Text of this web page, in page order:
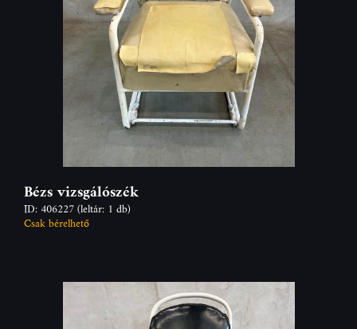
Bézs vizsgálószék
ID: 406227(leltár: 1 db)
Csak bérelhető